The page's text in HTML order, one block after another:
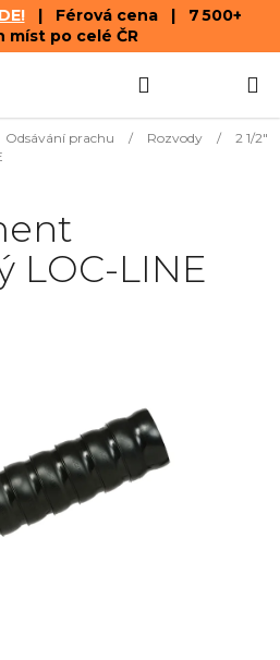
| Férová cena | 7 500+
míst po celé ČR
KOŠÍK
Odsávání prachu / Rozvody /
2 1/2"
LOC-LINE